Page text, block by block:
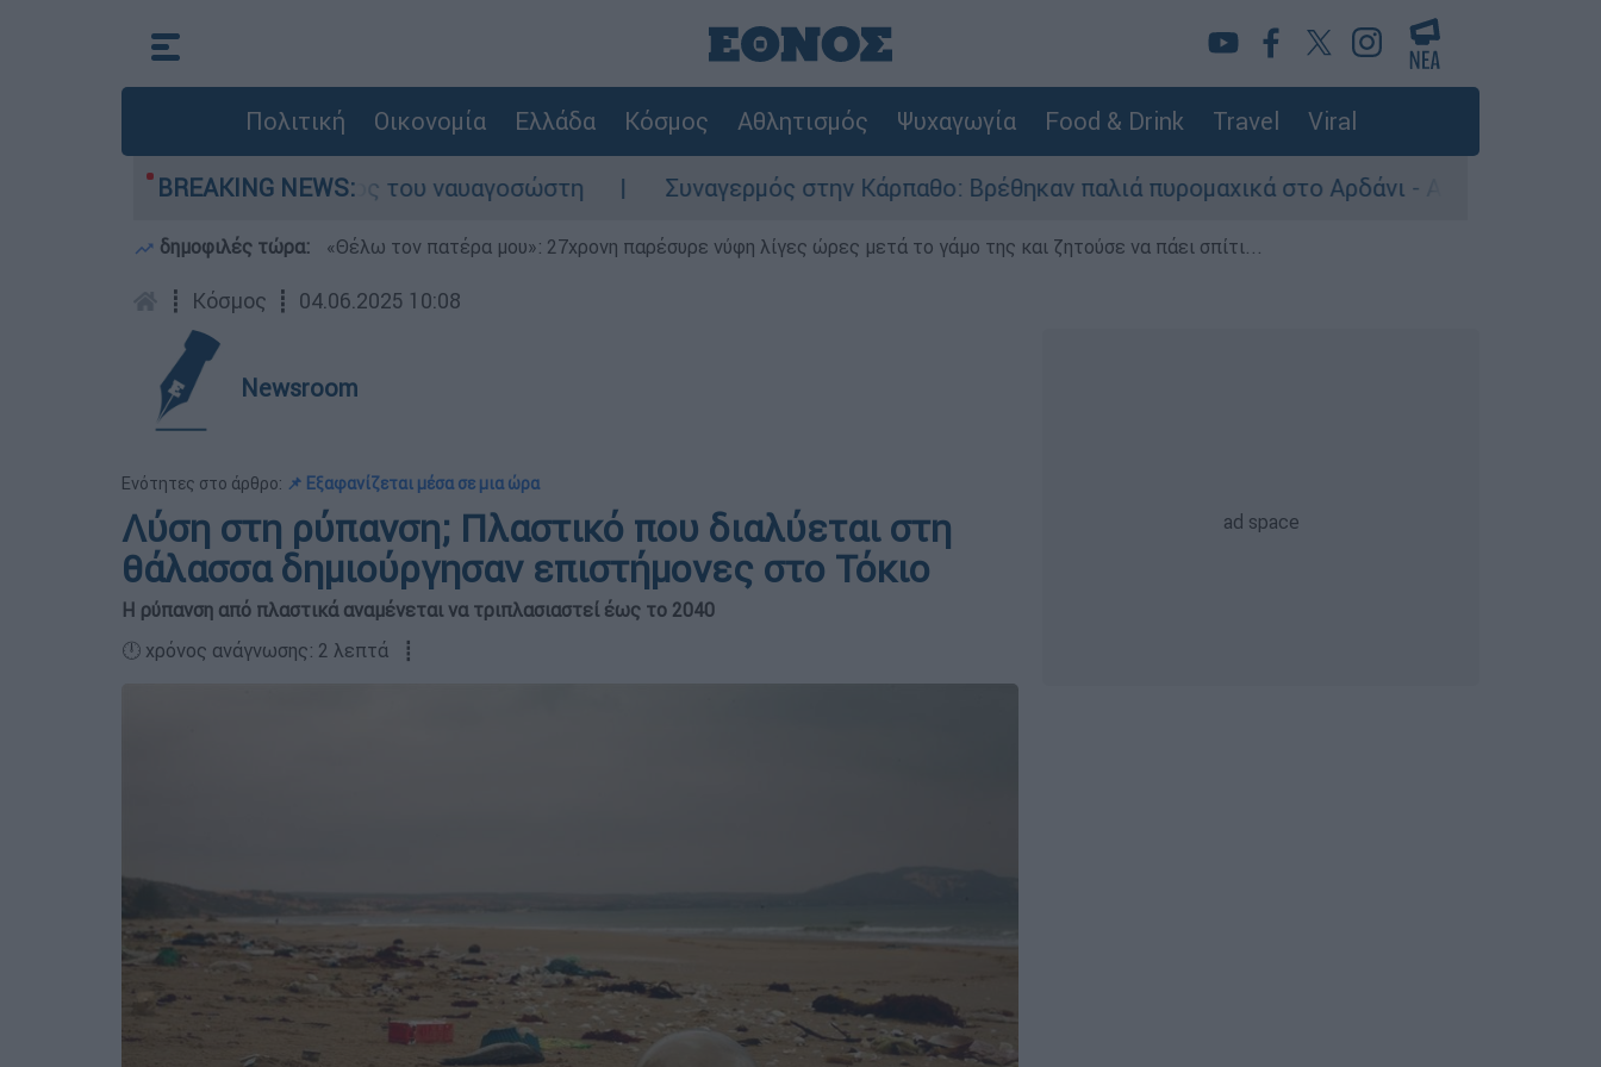
Πολιτική Οικονομία Ελλάδα Κόσμος Αθλητισμός Ψυχαγωγία Food & Drink Travel Viral
BREAKING NEWS:
ο ρόλος του ναυαγοσώστη Συναγερμός στην Κάρπαθο: Βρέθηκαν παλιά πυρομαχικά στο Αρδάνι - Απαγορεύτηκε η
δημοφιλές τώρα: «Θέλω τον πατέρα μου»: 27χρονη παρέσυρε νύφη λίγες ώρες μετά το γάμο της και ζητούσε να πάει σπίτι...
┋ Κόσμος ┋ 04.06.2025 10:08
Newsroom
Ενότητες στο άρθρο: 📌 Εξαφανίζεται μέσα σε μια ώρα
Λύση στη ρύπανση; Πλαστικό που διαλύεται στη
θάλασσα δημιούργησαν επιστήμονες στο Τόκιο
Η ρύπανση από πλαστικά αναμένεται να τριπλασιαστεί έως το 2040
🕛 χρόνος ανάγνωσης: 2 λεπτά ┋